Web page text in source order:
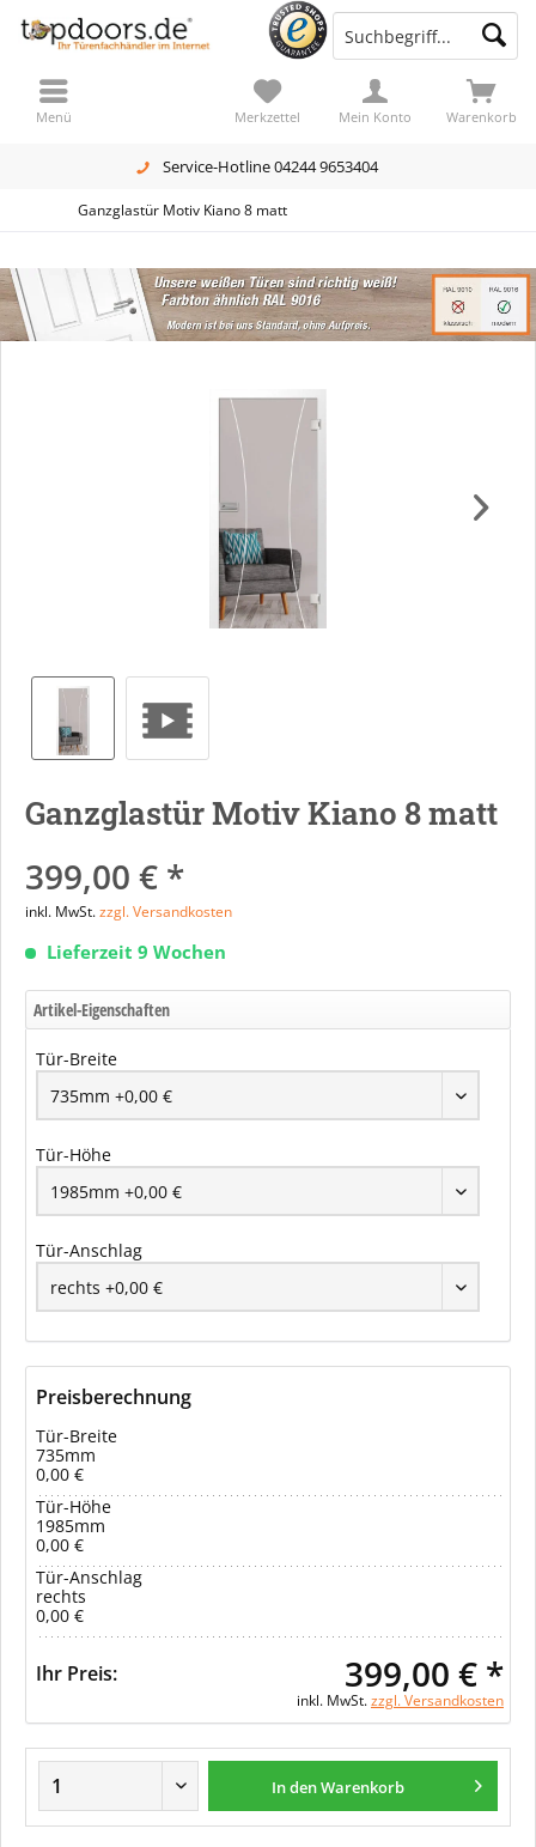
Service-Hotline 04244 9653404
Warenkorb
Merkzettel Mein Konto
Menü
Ganzglastür Motiv Kiano 8 matt
Ganzglastür Motiv Kiano 8 matt
399,00 € *
inkl. MwSt.zzgl. Versandkosten
Lieferzeit 9 Wochen
Artikel-Eigenschaften
Tür-Breite
Tür-Höhe
Tür-Anschlag
Preisberechnung
Tür-Breite
735mm
0,00 €
Tür-Höhe
1985mm
0,00 €
Tür-Anschlag
rechts
0,00 €
Ihr Preis: 399,00 € *
inkl. MwSt.zzgl. Versandkosten
In den Warenkorb